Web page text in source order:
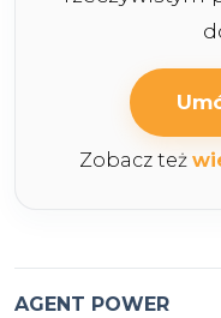
Zobacz też
AGENT POWER